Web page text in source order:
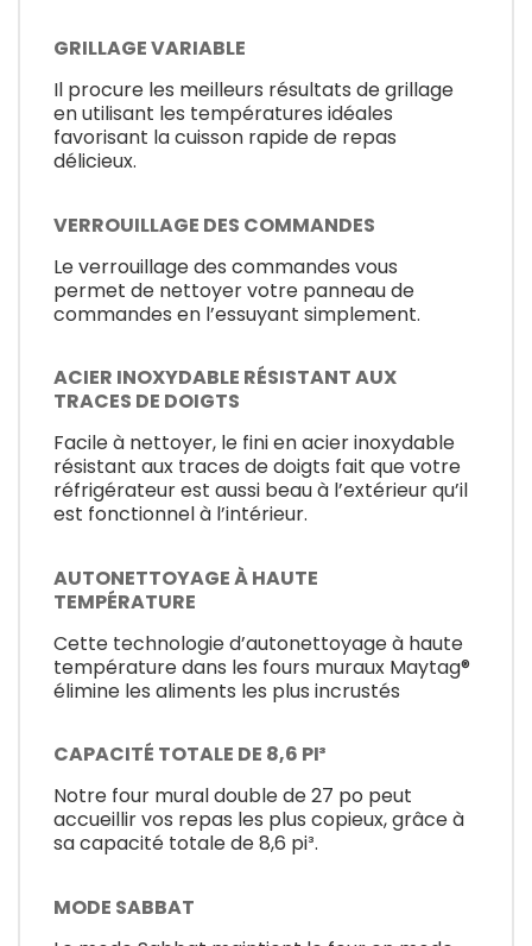
GRILLAGE VARIABLE
Il procure les meilleurs résultats de grillage
en utilisant les températures idéales
favorisant la cuisson rapide de repas
délicieux.
VERROUILLAGE DES COMMANDES
Le verrouillage des commandes vous
permet de nettoyer votre panneau de
commandes en l’essuyant simplement.
ACIER INOXYDABLE RÉSISTANT AUX
TRACES DE DOIGTS
Facile à nettoyer, le fini en acier inoxydable
résistant aux traces de doigts fait que votre
réfrigérateur est aussi beau à l’extérieur qu’il
est fonctionnel à l’intérieur.
AUTONETTOYAGE À HAUTE
TEMPÉRATURE
Cette technologie d’autonettoyage à haute
température dans les fours muraux Maytag®
élimine les aliments les plus incrustés
CAPACITÉ TOTALE DE 8,6 PI³
Notre four mural double de 27 po peut
accueillir vos repas les plus copieux, grâce à
sa capacité totale de 8,6 pi³.
MODE SABBAT